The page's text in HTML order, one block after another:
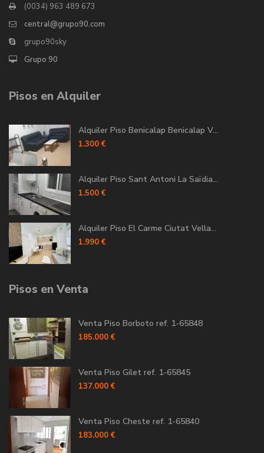
(0034) 963 489 673
central@grupo90.com
grupo90sky
Grupo 90
Pisos en Alquiler
Alquiler Piso Benicalap Benicalap V...
1.300 €
Alquiler Piso Sant Antoni La Saïdia...
1.500 €
Alquiler Piso El Carme Ciutat Vella...
1.990 €
Pisos en Venta
Venta Piso Borboto ref. 1-65848
185.000 €
Venta Piso Gilet ref. 1-65845
137.000 €
Venta Piso Cheste ref. 1-65840
183.000 €